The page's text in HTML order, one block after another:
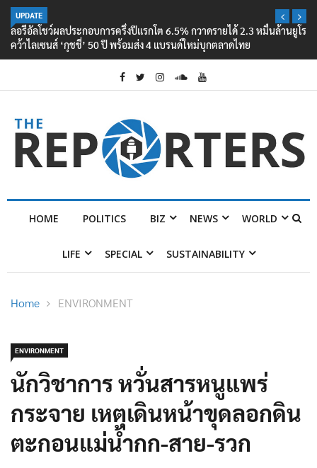
UPDATE
ลอรีอัลโชว์ผลประกอบการครึ่งปีแรกโต 6.5% กวาดรายได้ 2.3 หมื่นล้านยูโร
คว้าไลเซนส์ ‘กุชชี่’ 50 ปี พร้อมส่ง 4 แบรนด์ใหม่บุกตลาดไทย
HOME POLITICS BIZ NEWS WORLD
LIFE SPECIAL SUSTAINABILITY
Home ENVIRONMENT
ENVIRONMENT
นักวิชาการ หวั่นสารหนูแพร่
กระจาย เหตุเดินหน้าขุดลอกดิน
ตะกอนแม่น้ำกก-สาย-รวก